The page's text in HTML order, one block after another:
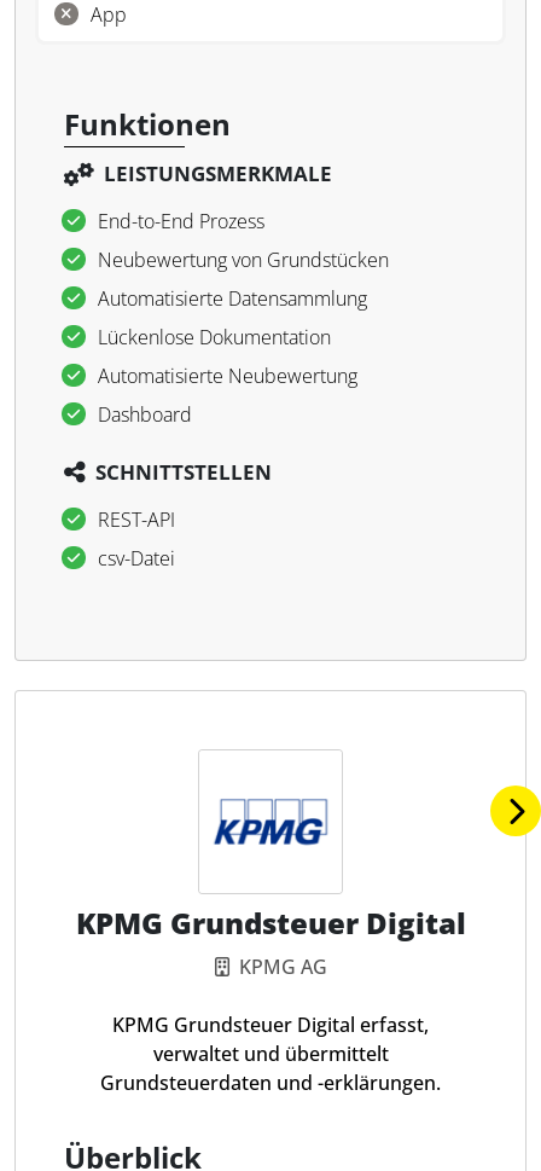
App
Funktionen
LEISTUNGSMERKMALE
End-to-End Prozess
Neubewertung von Grundstücken
Automatisierte Datensammlung
Lückenlose Dokumentation
Automatisierte Neubewertung
Dashboard
SCHNITTSTELLEN
REST-API
csv-Datei
KPMG Grundsteuer Digital
KPMG AG
KPMG Grundsteuer Digital erfasst,
verwaltet und übermittelt
Grundsteuerdaten und -erklärungen.
Überblick